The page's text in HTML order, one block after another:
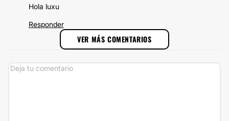
Hola luxu
Responder
VER MÁS COMENTARIOS